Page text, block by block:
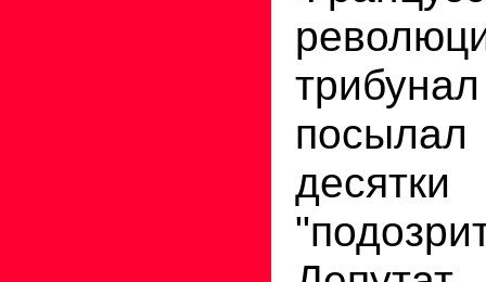
посылал
десятки